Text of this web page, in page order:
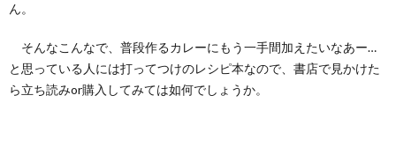
ん。
そんなこんなで、普段作るカレーにもう一手間加えたいなあー…
と思っている人には打ってつけのレシピ本なので、書店で見かけた
ら立ち読みor購入してみては如何でしょうか。